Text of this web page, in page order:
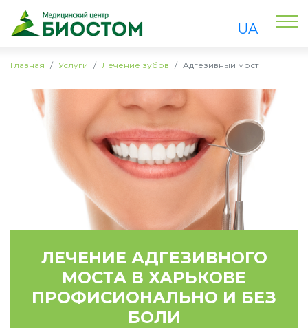
UA
Главная Услуги Лечение зубов Адгезивный мост
ЛЕЧЕНИЕ АДГЕЗИВНОГО
МОСТА В ХАРЬКОВЕ
ПРОФИСИОНАЛЬНО И БЕЗ
БОЛИ